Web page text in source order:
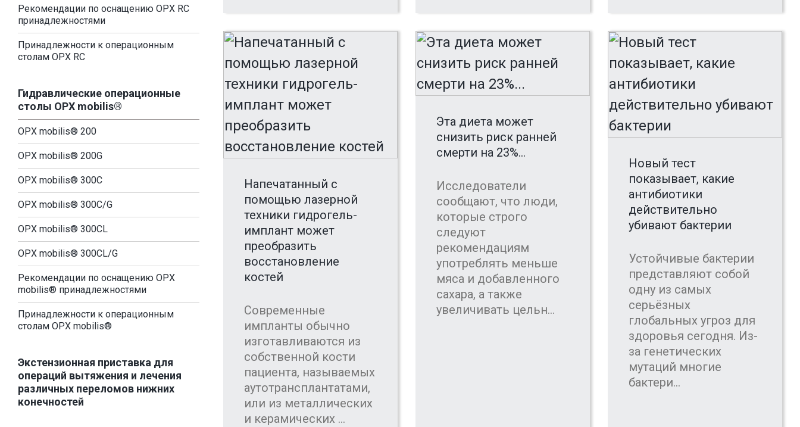
Рекомендации по оснащению OPX RC
принадлежностями
Принадлежности к операционным
столам OPX RC
Гидравлические операционные
столы OPX mobilis®
OPX mobilis® 200
OPX mobilis® 200G
OPX mobilis® 300C
OPX mobilis® 300C/G
OPX mobilis® 300CL
OPX mobilis® 300CL/G
Рекомендации по оснащению OPX
mobilis® принадлежностями
Принадлежности к операционным
столам OPX mobilis®
Экстензионная приставка для
операций вытяжения и лечения
различных переломов нижних
конечностей
Напечатанный с
помощью лазерной
техники гидрогель-
имплант может
преобразить
восстановление
костей
Современные
импланты обычно
изготавливаются из
собственной кости
пациента, называемых
аутотрансплантатами,
или из металлических
и керамических ...
Эта диета может
снизить риск ранней
смерти на 23%...
Исследователи
сообщают, что люди,
которые строго
следуют
рекомендациям
употреблять меньше
мяса и добавленного
сахара, а также
увеличивать цельн...
Новый тест
показывает, какие
антибиотики
действительно
убивают бактерии
Устойчивые бактерии
представляют собой
одну из самых
серьёзных
глобальных угроз для
здоровья сегодня. Из-
за генетических
мутаций многие
бактери...